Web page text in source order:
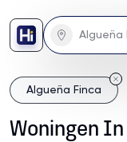
Algueña Finca
Woningen In